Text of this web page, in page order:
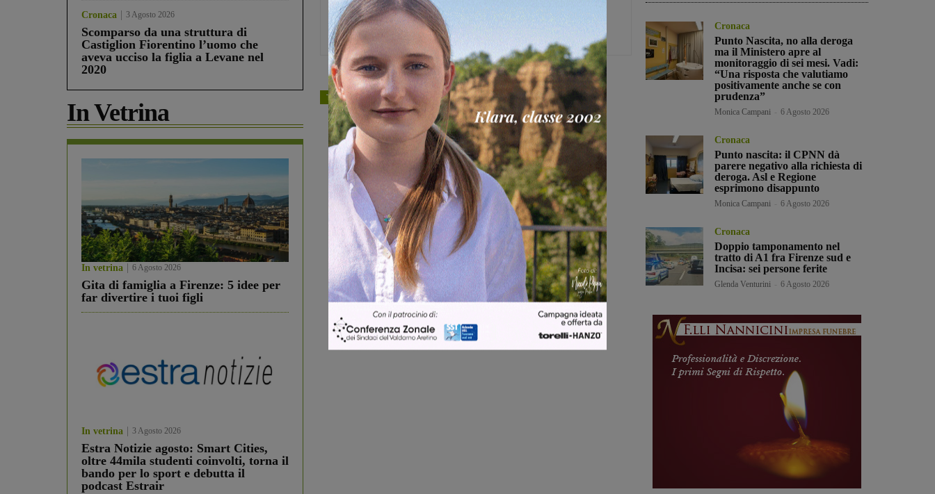
Cronaca 3 Agosto 2026
Scomparso da una struttura di
Castiglion Fiorentino l’uomo che
aveva ucciso la figlia a Levane nel
2020
In Vetrina
In vetrina 6 Agosto 2026
Gita di famiglia a Firenze: 5 idee per
far divertire i tuoi figli
In vetrina 3 Agosto 2026
Estra Notizie agosto: Smart Cities,
oltre 44mila studenti coinvolti, torna il
bando per lo sport e debutta il
podcast Estrair
Capo redattore
TAGS cronaca
Share
Cronaca
Punto Nascita, no alla deroga
ma il Ministero apre al
monitoraggio di sei mesi. Vadi:
“Una risposta che valutiamo
positivamente anche se con
prudenza”
Monica Campani 6 Agosto 2026
Cronaca
Punto nascita: il CPNN dà
parere negativo alla richiesta di
deroga. Asl e Regione
esprimono disappunto
Monica Campani 6 Agosto 2026
Cronaca
Doppio tamponamento nel
tratto di A1 fra Firenze sud e
Incisa: sei persone ferite
Glenda Venturini 6 Agosto 2026